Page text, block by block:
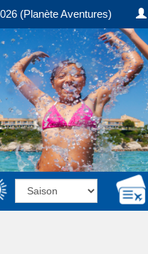
(Planète Aventures)